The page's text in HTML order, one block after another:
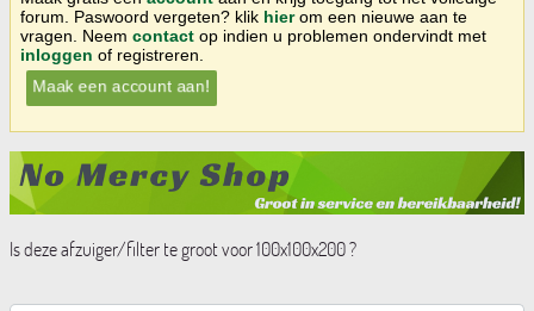
forum. Paswoord vergeten? klik hierom een nieuwe aan te
vragen. Neem contact op indien u problemen ondervindt met
inloggen of registreren.
Maak een account aan!
Is deze afzuiger/filter te groot voor 100x100x200 ?